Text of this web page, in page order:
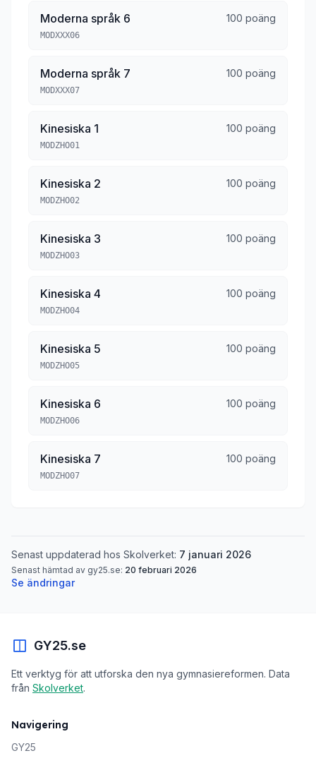
Moderna språk 6 100 poäng
MODXXX06
Moderna språk 7 100 poäng
MODXXX07
Kinesiska 1 100 poäng
MODZHO01
Kinesiska 2 100 poäng
MODZHO02
Kinesiska 3 100 poäng
MODZHO03
Kinesiska 4 100 poäng
MODZHO04
Kinesiska 5 100 poäng
MODZHO05
Kinesiska 6 100 poäng
MODZHO06
Kinesiska 7 100 poäng
MODZHO07
Senast uppdaterad hos Skolverket: 7 januari 2026
Senast hämtad av gy25.se: 20 februari 2026
Se ändringar
GY25.se
Ett verktyg för att utforska den nya gymnasiereformen. Data
från Skolverket.
Navigering
GY25